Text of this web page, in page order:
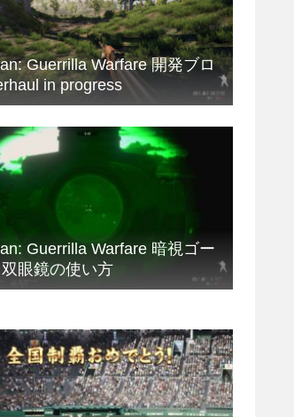
Guerrilla Warfare 開発ブロ
in progress
Guerrilla Warfare 暗視ゴー
眼鏡の使い方